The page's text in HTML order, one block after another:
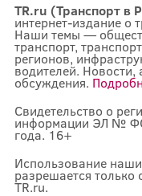
TR.ru (Транспорт в
интернет-издание о
Наши темы —
транспорт,
регионов,
водителей. Новости,
обсуждения.
Свидетельство о
информации ЭЛ №
года. 16+
Использование
разрешается только
TR.ru.